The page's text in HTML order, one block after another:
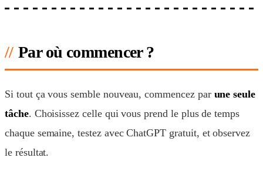
Par où commencer ?
Si tout ça vous semble nouveau, commencez par une seule
tâche. Choisissez celle qui vous prend le plus de temps
chaque semaine, testez avec ChatGPT gratuit, et observez
le résultat.